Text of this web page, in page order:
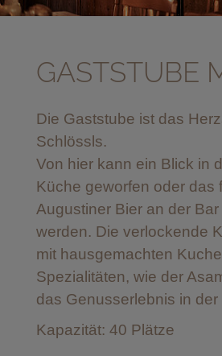
GASTSTUBE
Die Gaststube ist das
Schlössls.
Von hier kann ein Blick in
Küche geworfen oder das
Augustiner Bier an der
werden. Die verlockende
mit hausgemachten
Spezialitäten, wie der
das Genusserlebnis in
Kapazität: 40 Plätze